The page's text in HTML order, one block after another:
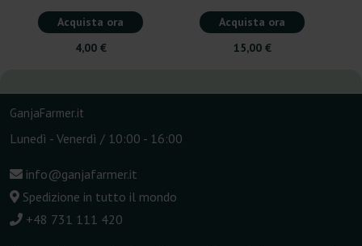
Acquista ora
4,00 €
Acquista ora
15,00 €
GanjaFarmer.it
Lunedì - Venerdì / 10:00 - 16:00
info@ganjafarmer.it
Spedizione in tutto il mondo
+48 731 111 420